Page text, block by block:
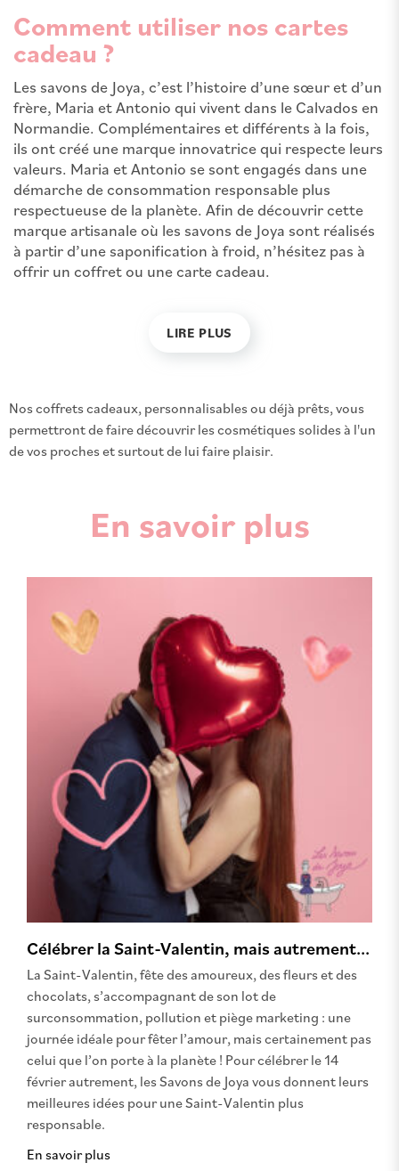
Comment utiliser nos cartes
cadeau ?
Les savons de Joya, c’est l’histoire d’une sœur et d’un
frère, Maria et Antonio qui vivent dans le Calvados en
Normandie. Complémentaires et différents à la fois,
ils ont créé une marque innovatrice qui respecte leurs
valeurs. Maria et Antonio se sont engagés dans une
démarche de consommation responsable plus
respectueuse de la planète. Afin de découvrir cette
marque artisanale où les savons de Joya sont réalisés
à partir d’une saponification à froid, n’hésitez pas à
offrir un coffret ou une carte cadeau.
LIRE PLUS
Nos coffrets cadeaux, personnalisables ou déjà prêts, vous
permettront de faire découvrir les cosmétiques solides à l'un
de vos proches et surtout de lui faire plaisir.
En savoir plus
Célébrer la Saint-Valentin, mais autrement...
La Saint-Valentin, fête des amoureux, des fleurs et des
chocolats, s’accompagnant de son lot de
surconsommation, pollution et piège marketing : une
journée idéale pour fêter l’amour, mais certainement pas
celui que l’on porte à la planète ! Pour célébrer le 14
février autrement, les Savons de Joya vous donnent leurs
meilleures idées pour une Saint-Valentin plus
responsable.
En savoir plus